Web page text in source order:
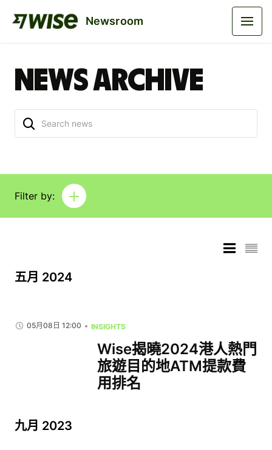
Newsroom
News archive
Filter by:
五月 2024
05月08日 12:00 INSIGHTS
Wise揭曉2024港人熱門
旅遊目的地ATM提款費
用排名
九月 2023